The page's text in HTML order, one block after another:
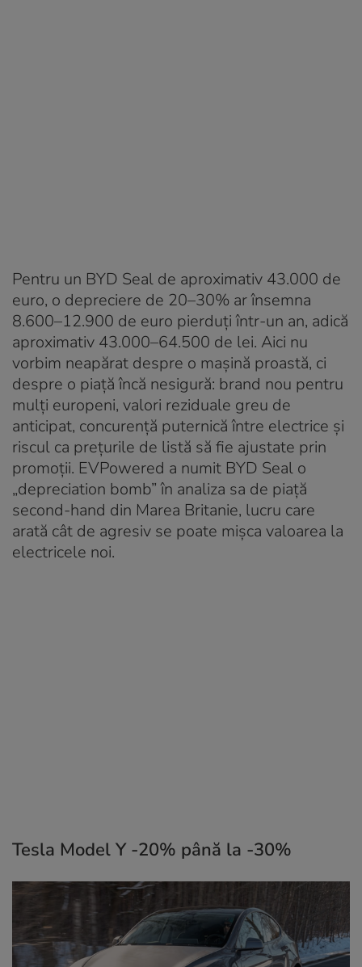
Pentru un BYD Seal de aproximativ 43.000 de
euro, o depreciere de 20–30% ar însemna
8.600–12.900 de euro pierduți într-un an, adică
aproximativ 43.000–64.500 de lei. Aici nu
vorbim neapărat despre o mașină proastă, ci
despre o piață încă nesigură: brand nou pentru
mulți europeni, valori reziduale greu de
anticipat, concurență puternică între electrice și
riscul ca prețurile de listă să fie ajustate prin
promoții. EVPowered a numit BYD Seal o
„depreciation bomb” în analiza sa de piață
second-hand din Marea Britanie, lucru care
arată cât de agresiv se poate mișca valoarea la
electricele noi.
Tesla Model Y -20% până la -30%